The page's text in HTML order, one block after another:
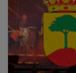
sorprendente
Cuando hace
provincial del
Cerdán, me
qué pasaría
estaban ya en